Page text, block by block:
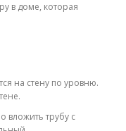
в доме, которая
на стену по уровню.
вложить трубу с